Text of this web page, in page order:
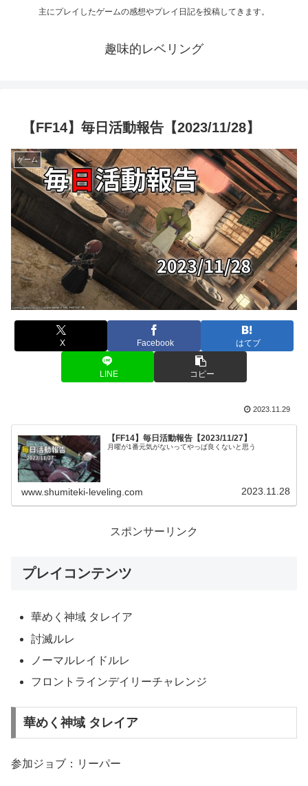
主にプレイしたゲームの感想やプレイ日記を投稿してきます。
趣味的レベリング
【FF14】毎日活動報告【2023/11/28】
ゲーム
X Facebook はてブ
LINE コピー
2023.11.29
【FF14】毎日活動報告【2023/11/27】
月曜が1番元気がないってやっぱ良くないと思う
www.shumiteki-leveling.com 2023.11.28
スポンサーリンク
プレイコンテンツ
華めく神域 タレイア
討滅ルレ
ノーマルレイドルレ
フロントラインデイリーチャレンジ
華めく神域 タレイア
参加ジョブ：リーパー